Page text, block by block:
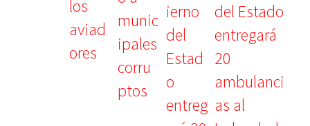
del Estado
entregará
20
ambulanci
as al